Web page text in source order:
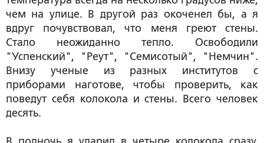
чем на улице. В другой раз окоченел бы, а я
вдруг почувствовал, что меня греют стены.
Стало неожиданно тепло. Освободили
"Успенский", "Реут", "Семисотый", "Немчин".
Внизу ученые из разных институтов с
приборами наготове, чтобы проверить, как
поведут себя колокола и стены. Всего человек
десять.